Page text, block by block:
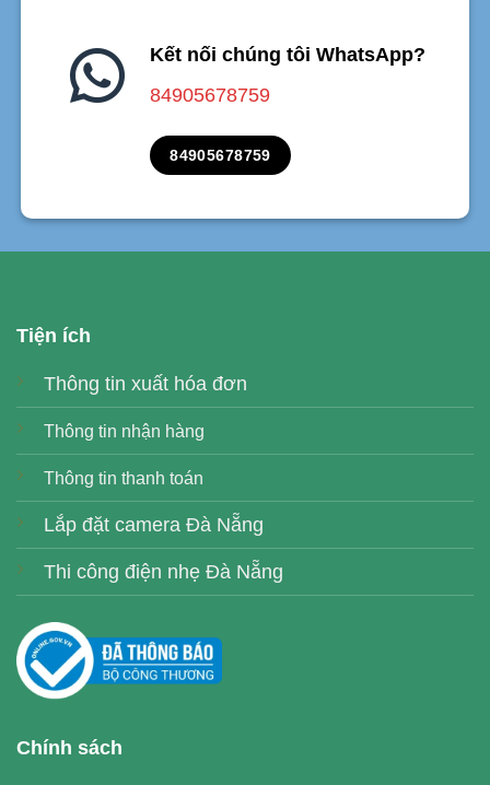
Kết nối chúng tôi WhatsApp?
84905678759
84905678759
Tiện ích
Thông tin xuất hóa đơn
Thông tin nhận hàng
Thông tin thanh toán
Lắp đặt camera Đà Nẵng
Thi công điện nhẹ Đà Nẵng
Chính sách